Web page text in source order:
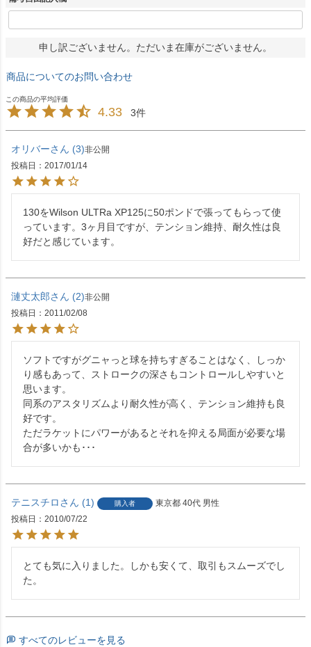
申し訳ございません。ただいま在庫がございません。
商品についてのお問い合わせ
4.33 3
オリバー 3 非公開
投稿日
2017/01/14
130をWilson ULTRa XP125に50ポンドで張ってもらって使
っています。3ヶ月目ですが、テンション維持、耐久性は良
好だと感じています。
漣丈太郎 2 非公開
投稿日
2011/02/08
ソフトですがグニャっと球を持ちすぎることはなく、しっか
り感もあって、ストロークの深さもコントロールしやすいと
思います。
同系のアスタリズムより耐久性が高く、テンション維持も良
好です。
ただラケットにパワーがあるとそれを抑える局面が必要な場
合が多いかも･･･
テニスチロ 1 購入者 東京都 40代 男性
投稿日
2010/07/22
とても気に入りました。しかも安くて、取引もスムーズでし
た。
すべてのレビューを見る